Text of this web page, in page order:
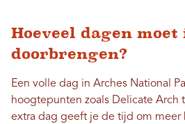
Hoeveel dagen
doorbrengen?
Een volle dag in Arches National
hoogtepunten zoals Delicate Arch
extra dag geeft je de tijd om meer